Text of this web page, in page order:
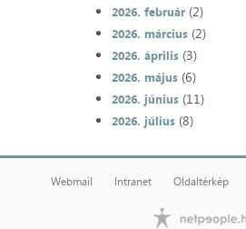
2026. február(2)
2026. március(2)
2026. április(3)
2026. május(6)
2026. június(11)
2026. július(8)
Webmail Intranet Oldaltérkép